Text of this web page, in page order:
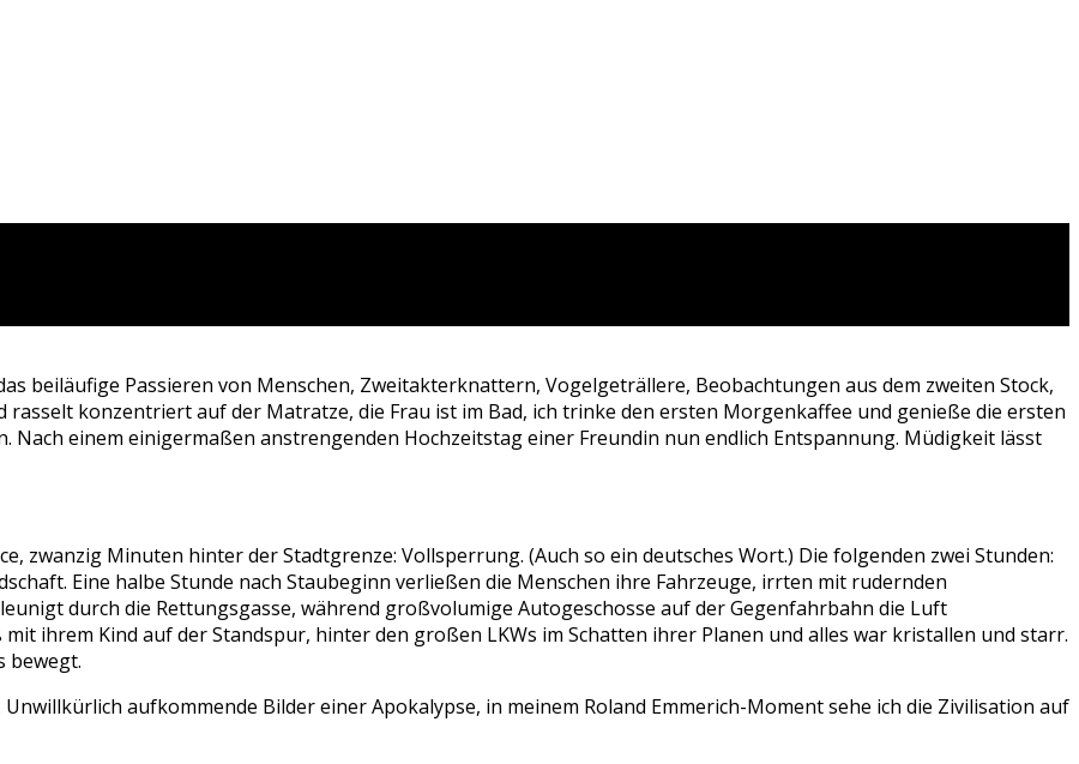
beiläufige Passieren von Menschen, Zweitakterknattern, Vogelgeträllere, Beobachtungen aus dem zweiten Stock,
rasselt konzentriert auf der Matratze, die Frau ist im Bad, ich trinke den ersten Morgenkaffee und genieße die ersten
Nach einem einigermaßen anstrengenden Hochzeitstag einer Freundin nun endlich Entspannung. Müdigkeit lässt
zwanzig Minuten hinter der Stadtgrenze: Vollsperrung. (Auch so ein deutsches Wort.) Die folgenden zwei Stunden:
Eine halbe Stunde nach Staubeginn verließen die Menschen ihre Fahrzeuge, irrten mit rudernden
durch die Rettungsgasse, während großvolumige Autogeschosse auf der Gegenfahrbahn die Luft
ihrem Kind auf der Standspur, hinter den großen LKWs im Schatten ihrer Planen und alles war kristallen und starr.
bewegt.
aufkommende Bilder einer Apokalypse, in meinem Roland Emmerich-Moment sehe ich die Zivilisation auf